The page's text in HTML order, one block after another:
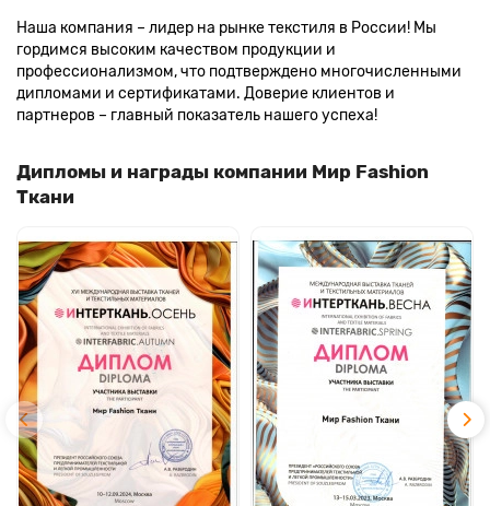
Наша компания – лидер на рынке текстиля в России! Мы
гордимся высоким качеством продукции и
профессионализмом, что подтверждено многочисленными
дипломами и сертификатами. Доверие клиентов и
партнеров – главный показатель нашего успеха!
Дипломы и награды компании Мир Fashion
Ткани